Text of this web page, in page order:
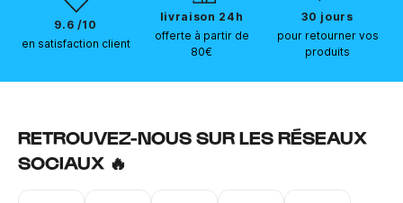
9.6 /10
en satisfaction client
livraison 24h
offerte à partir de
80€
30 jours
pour retourner vos
produits
RETROUVEZ-NOUS SUR LES RÉSEAUX
SOCIAUX 🔥